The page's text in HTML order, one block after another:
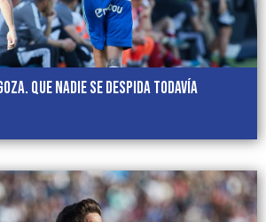
Que nadie se despida todavía